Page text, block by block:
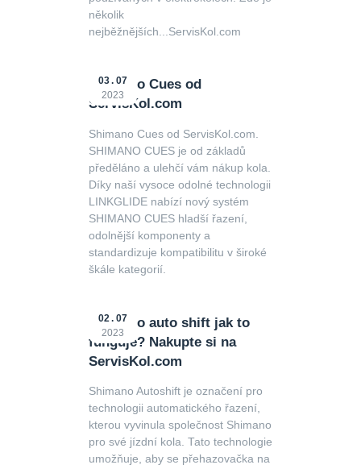
několik
nejběžnějších...ServisKol.com
Shimano Cues od
ServisKol.com
03
07
2023
Shimano Cues od ServisKol.com.
SHIMANO CUES je od základů
předěláno a ulehčí vám nákup kola.
Díky naší vysoce odolné technologii
LINKGLIDE nabízí nový systém
SHIMANO CUES hladší řazení,
odolnější komponenty a
standardizuje kompatibilitu v široké
škále kategorií.
Shimano auto shift jak to
funguje? Nakupte si na
ServisKol.com
02
07
2023
Shimano Autoshift je označení pro
technologii automatického řazení,
kterou vyvinula společnost Shimano
pro své jízdní kola. Tato technologie
umožňuje, aby se přehazovačka na